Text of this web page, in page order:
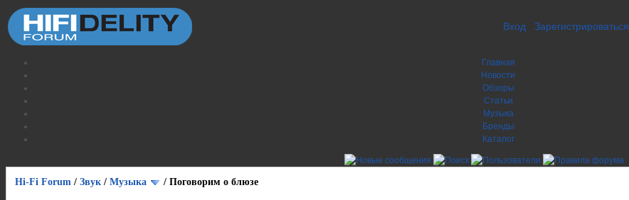
Вход Зарегистрироваться
Главная
Новости
Обзоры
Статьи
Музыка
Бренды
Каталог
Hi-Fi Forum / Звук / Музыка / Поговорим о блюзе